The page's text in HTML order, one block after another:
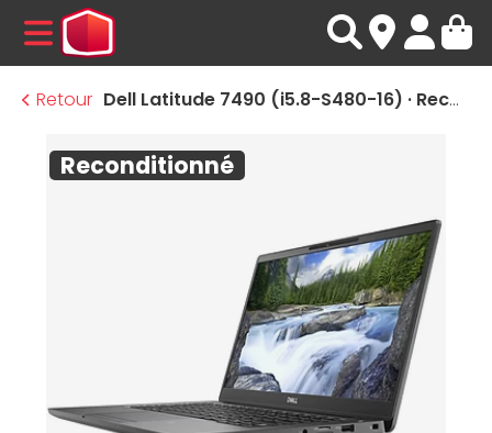
MENU
Retour
Dell Latitude 7490 (i5.8-S480-16) · Reconditionné
Reconditionné